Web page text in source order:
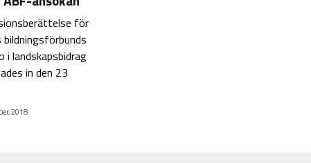
för
i landskapsbidrag
in den 23
2018